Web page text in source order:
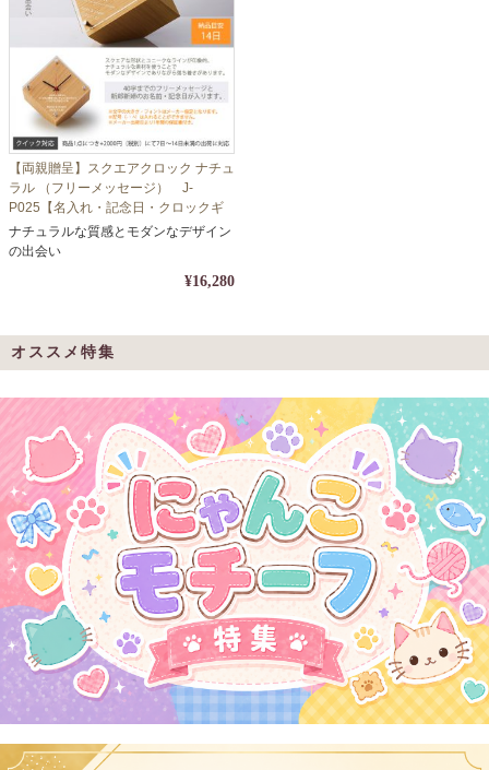
【両親贈呈】スクエアクロック ナチュ
ラル （フリーメッセージ） J-
P025【名入れ・記念日・クロックギ
フト】
ナチュラルな質感とモダンなデザイン
の出会い
¥16,280
オススメ特集